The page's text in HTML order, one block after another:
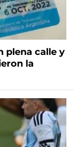
plena calle y
la